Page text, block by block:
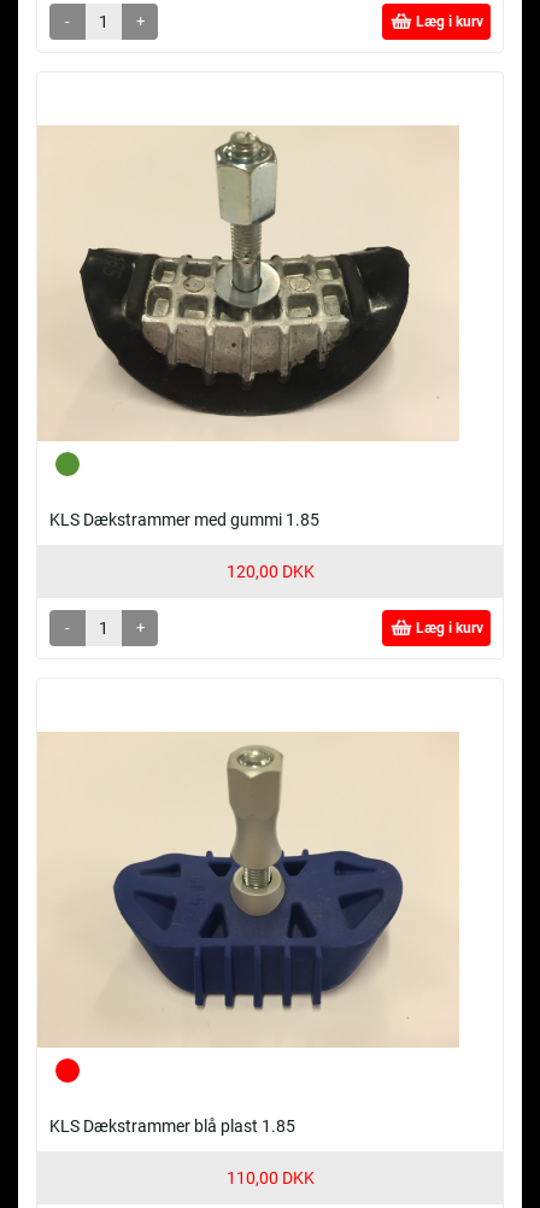
- + Læg i kurv
KLS Dækstrammer med gummi 1.85
120,00 DKK
- + Læg i kurv
KLS Dækstrammer blå plast 1.85
110,00 DKK